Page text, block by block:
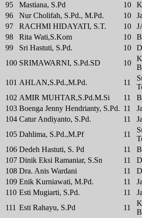
95
Mastiana, S.Pd 10
96
Nur Cholifah, S.Pd., M.Pd. 10
97
RACHMI HIDAYATI, S.T. 10
98
Rita Wati,S.Kom 10
99
Sri Hastuti, S.Pd. 10
100 SRIMAWARNI, S.Pd.SD 10
101 AHLAN,S.Pd.,M.Pd. 11
102 AMIR MUHTAR,S.Pd.M.Si 11
103 Boenga Jenny Hendrianty, S.Pd. 11
104 Catur Andiyanto, S.Pd. 11
105 Dahlima, S.Pd.,M.Pf 11
106 Dedeh Hastuti, S. Pd 11
107 Dinik Eksi Ramaniar, S.Sn 11
108 Dra. Anis Wardani 11
109 Enik Kurniawati, M.Pd. 11
110 Esti Mugiarti, S.Pd. 11
111 Esti Rahayu, S.Pd 11